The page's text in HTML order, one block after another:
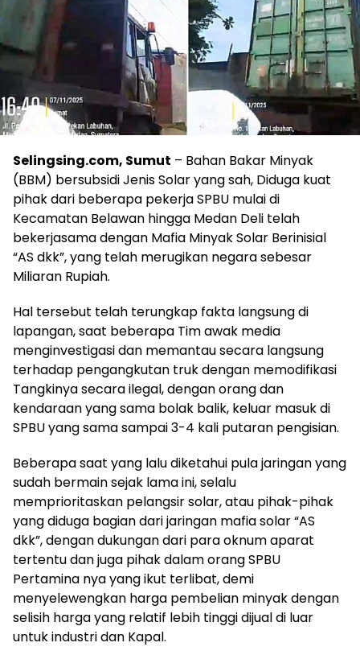
Selingsing.com, Sumut – Bahan Bakar Minyak
(BBM) bersubsidi Jenis Solar yang sah, Diduga kuat
pihak dari beberapa pekerja SPBU mulai di
Kecamatan Belawan hingga Medan Deli telah
bekerjasama dengan Mafia Minyak Solar Berinisial
“AS dkk”, yang telah merugikan negara sebesar
Miliaran Rupiah.
Hal tersebut telah terungkap fakta langsung di
lapangan, saat beberapa Tim awak media
menginvestigasi dan memantau secara langsung
terhadap pengangkutan truk dengan memodifikasi
Tangkinya secara ilegal, dengan orang dan
kendaraan yang sama bolak balik, keluar masuk di
SPBU yang sama sampai 3-4 kali putaran pengisian.
Beberapa saat yang lalu diketahui pula jaringan yang
sudah bermain sejak lama ini, selalu
memprioritaskan pelangsir solar, atau pihak-pihak
yang diduga bagian dari jaringan mafia solar “AS
dkk”, dengan dukungan dari para oknum aparat
tertentu dan juga pihak dalam orang SPBU
Pertamina nya yang ikut terlibat, demi
menyelewengkan harga pembelian minyak dengan
selisih harga yang relatif lebih tinggi dijual di luar
untuk industri dan Kapal.